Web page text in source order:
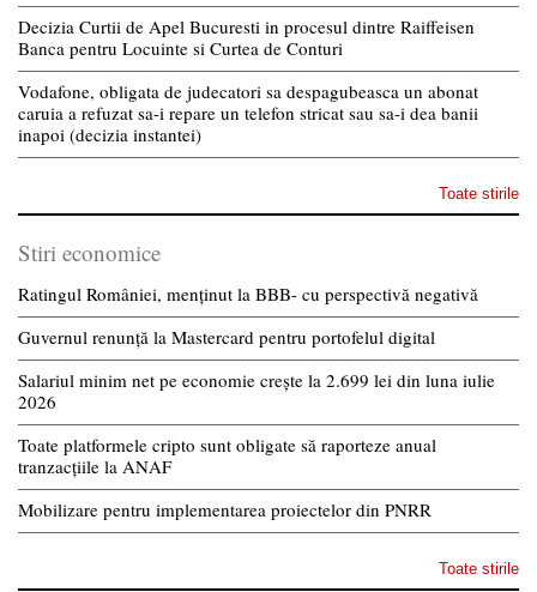
Decizia Curtii de Apel Bucuresti in procesul dintre Raiffeisen
Banca pentru Locuinte si Curtea de Conturi
Vodafone, obligata de judecatori sa despagubeasca un abonat
caruia a refuzat sa-i repare un telefon stricat sau sa-i dea banii
inapoi (decizia instantei)
Toate stirile
Stiri economice
Ratingul României, menținut la BBB- cu perspectivă negativă
Guvernul renunță la Mastercard pentru portofelul digital
Salariul minim net pe economie crește la 2.699 lei din luna iulie
2026
Toate platformele cripto sunt obligate să raporteze anual
tranzacțiile la ANAF
Mobilizare pentru implementarea proiectelor din PNRR
Toate stirile